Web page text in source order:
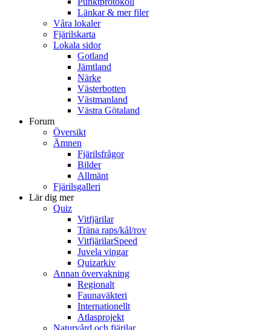
Länkar & mer filer
Våra lokaler
Fjärilskarta
Lokala sidor
Gotland
Jämtland
Närke
Västerbotten
Västmanland
Västra Götaland
Forum
Översikt
Ämnen
Fjärilsfrågor
Bilder
Allmänt
Fjärilsgalleri
Lär dig mer
Quiz
Vitfjärilar
Träna raps/kål/rov
VitfjärilarSpeed
Juvela vingar
Quizarkiv
Annan övervakning
Regionalt
Faunaväkteri
Internationellt
Atlasprojekt
Naturvård och fjärilar